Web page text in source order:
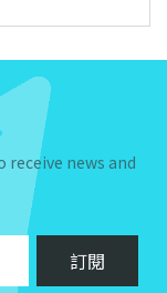
receive news and